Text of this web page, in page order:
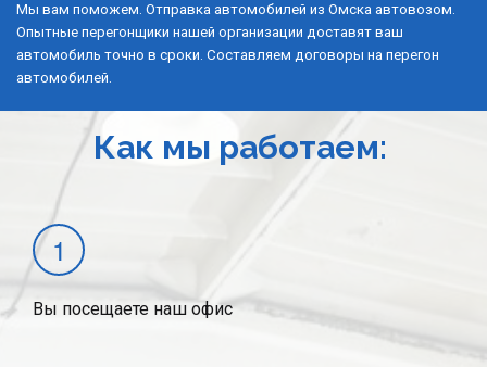
Мы вам поможем. Отправка автомобилей из Омска автовозом.
Опытные перегонщики нашей организации доставят ваш
автомобиль точно в сроки. Составляем договоры на перегон
автомобилей.
Как мы работаем:
Вы посещаете наш офис